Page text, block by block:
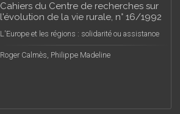
Cahiers du Centre de recherches sur
l'évolution de la vie rurale, n° 16/1992
L'Europe et les régions : solidarité ou assistance
Roger Calmès, Philippe Madeline